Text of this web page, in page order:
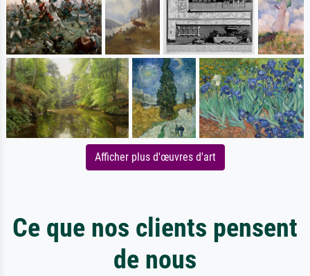
Afficher plus d'œuvres d'art
Ce que nos clients pensent
de nous